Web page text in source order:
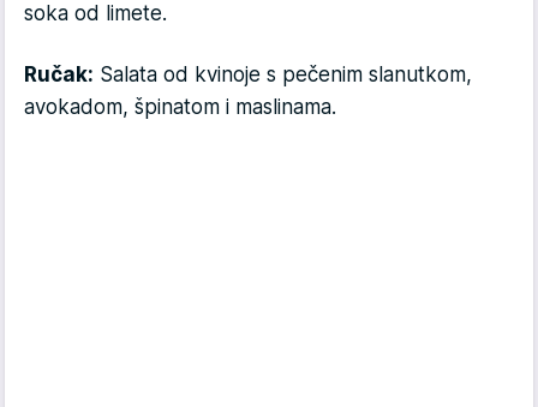
soka od limete.
Ručak: Salata od kvinoje s pečenim slanutkom,
avokadom, špinatom i maslinama.